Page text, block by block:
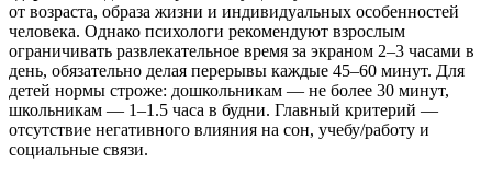
от возраста, образа жизни и индивидуальных особенностей
человека. Однако психологи рекомендуют взрослым
ограничивать развлекательное время за экраном 2–3 часами в
день, обязательно делая перерывы каждые 45–60 минут. Для
детей нормы строже: дошкольникам — не более 30 минут,
школьникам — 1–1.5 часа в будни. Главный критерий —
отсутствие негативного влияния на сон, учебу/работу и
социальные связи.